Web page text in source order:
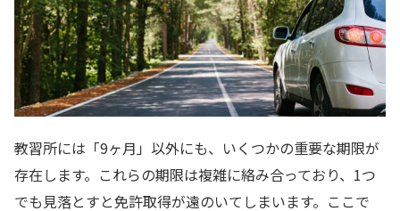
教習所には「9ヶ月」以外にも、いくつかの重要な期限が
存在します。これらの期限は複雑に絡み合っており、1つ
でも見落とすと免許取得が遠のいてしまいます。ここで